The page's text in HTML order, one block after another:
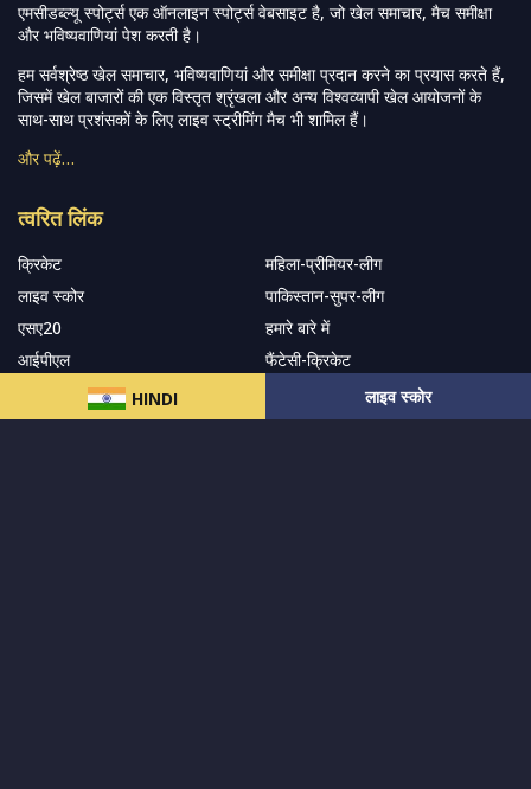
HINDI लाइव स्कोर
एमसीडब्ल्यू स्पोर्ट्स एक ऑनलाइन स्पोर्ट्स वेबसाइट है, जो खेल समाचार, मैच समीक्षा
और भविष्यवाणियां पेश करती है।
हम सर्वश्रेष्ठ खेल समाचार, भविष्यवाणियां और समीक्षा प्रदान करने का प्रयास करते हैं,
जिसमें खेल बाजारों की एक विस्तृत श्रृंखला और अन्य विश्वव्यापी खेल आयोजनों के
साथ-साथ प्रशंसकों के लिए लाइव स्ट्रीमिंग मैच भी शामिल हैं।
और पढ़ें…
त्वरित लिंक
क्रिकेट
महिला-प्रीमियर-लीग
लाइव स्कोर
पाकिस्तान-सुपर-लीग
एसए20
हमारे बारे में
आईपीएल
फैंटेसी-क्रिकेट
गोपनीयता नीति
भारत-बनाम-ऑस्ट्रेलिया
सोशल-ट्रैकर
सहारा